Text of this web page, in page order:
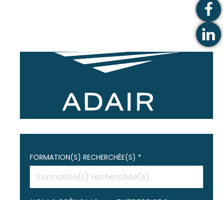
FORMATION(S) RECHERCHÉE(S) *